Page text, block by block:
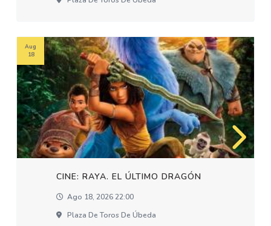
CINE: RAYA. EL ÚLTIMO DRAGÓN
Ago 18, 2026 22:00
Plaza De Toros De Úbeda
Aug
18